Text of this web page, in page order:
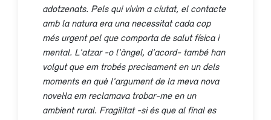
adotzenats. Pels qui vivim a ciutat, el contacte
amb la natura era una necessitat cada cop
més urgent pel que comporta de salut física i
mental. L'atzar -o l'àngel, d'acord- també han
volgut que em trobés precisament en un dels
moments en què l'argument de la meva nova
novel·la em reclamava trobar-me en un
ambient rural. Fragilitat -si és que al final es